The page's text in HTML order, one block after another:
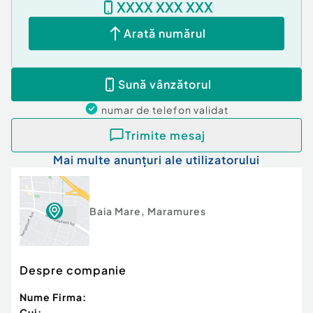
XXXX XXX XXX
Arată numărul
Sună vânzătorul
numar de telefon validat
Trimite mesaj
Mai multe anunțuri ale utilizatorului
Baia Mare, Maramures
Despre companie
Nume Firma: